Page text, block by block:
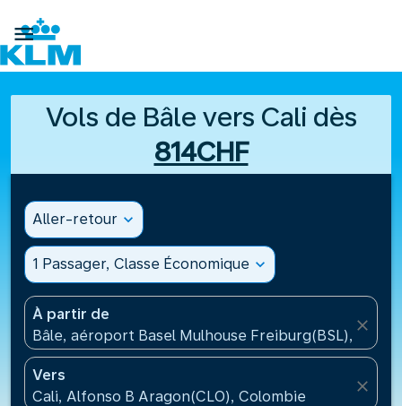

Vols de Bâle vers Cali dès
814CHF
Aller-retour expand_more
1 Passager, Classe Économique expand_more
À partir de
Bâle, aéroport Basel Mulhouse Freiburg(BSL), Suisse
close
Vers
Cali, Alfonso B Aragon(CLO), Colombie
close